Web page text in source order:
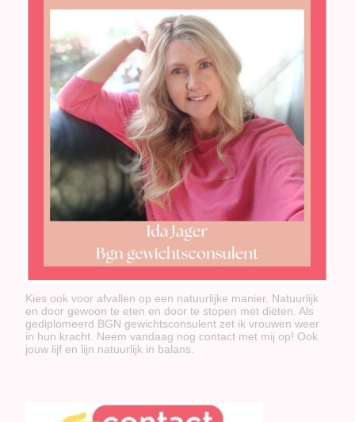
Kies ook voor afvallen op een natuurlijke manier. Natuurlijk
en door gewoon te eten en door te stopen met diëten. Als
gediplomeerd BGN gewichtsconsulent zet ik vrouwen weer
in hun kracht. Neem vandaag nog contact met mij op! Ook
jouw lijf en lijn natuurlijk in balans.